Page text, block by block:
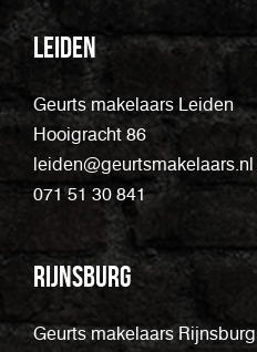
Leiden
Geurts makelaars Leiden
Hooigracht 86
leiden@geurtsmakelaars.nl
071 51 30 841
Rijnsburg
Geurts makelaars Rijnsburg